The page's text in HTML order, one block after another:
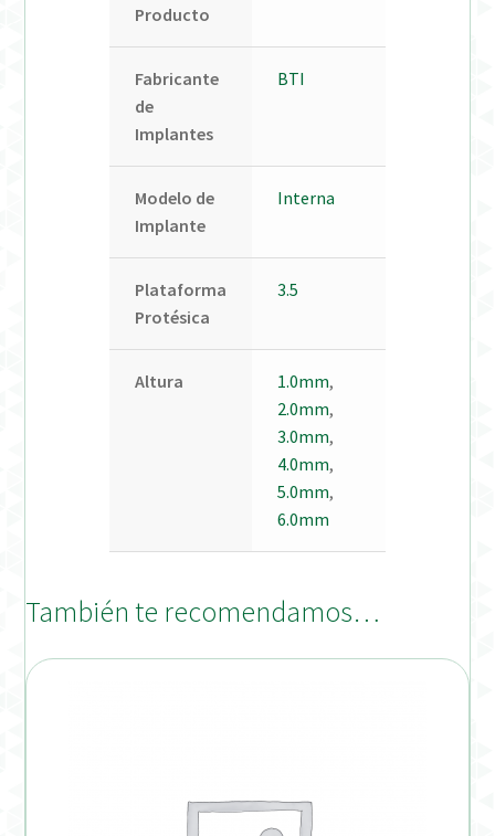
Producto
Fabricante
de
Implantes
BTI
Modelo de
Implante
Interna
Plataforma
Protésica
3.5
Altura 1.0mm,
2.0mm,
3.0mm,
4.0mm,
5.0mm,
6.0mm
También te recomendamos…